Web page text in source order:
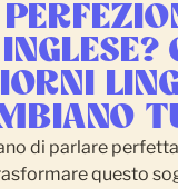
di parlare
questo